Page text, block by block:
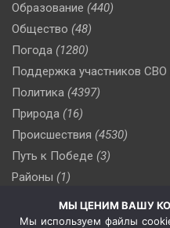
Образование (440)
Общество (48)
Погода (1280)
Поддержка участников СВО
Политика (4397)
Природа (16)
Происшествия (4530)
Путь к Победе (3)
Районы (1)
(510)
Сельское хозяйство (3)
МЫ ЦЕНИМ ВАШУ
Мы используем файлы